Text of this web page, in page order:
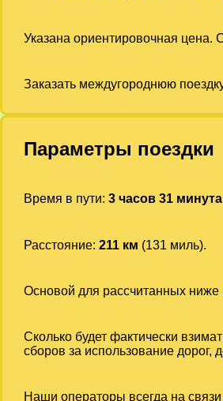
Указана ориентировочная цена.
Заказать междугороднюю
Параметры поездки
Время в пути: 3 часов 31 минута
Расстояние: 211 км (131 миль).
Основой для рассчитанных
Сколько будет фактически
сборов за использование дорог,
Наши операторы всегда на